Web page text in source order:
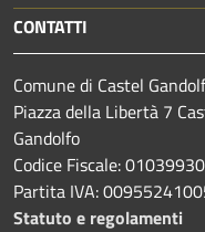
CONTATTI
Comune di Castel
Piazza della Libertà 7
Gandolfo
Codice Fiscale:
Partita IVA:
Statuto e regolamenti